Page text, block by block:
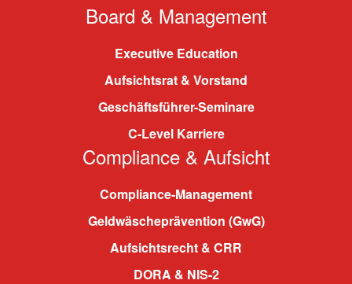
Board & Management
Executive Education
Aufsichtsrat & Vorstand
Geschäftsführer-Seminare
C-Level Karriere
Compliance & Aufsicht
Compliance-Management
Geldwäscheprävention (GwG)
Aufsichtsrecht & CRR
DORA & NIS-2